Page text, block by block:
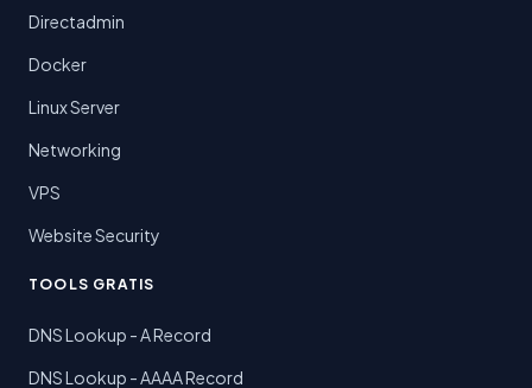
Directadmin
Docker
Linux Server
Networking
VPS
Website Security
TOOLS GRATIS
DNS Lookup - A Record
DNS Lookup - AAAA Record